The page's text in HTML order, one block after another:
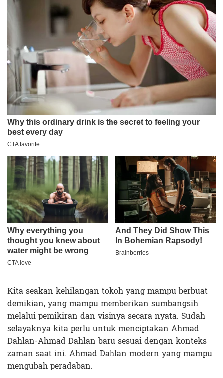
Kita seakan kehilangan tokoh yang mampu berbuat
demikian, yang mampu memberikan sumbangsih
melalui pemikiran dan visinya secara nyata. Sudah
selayaknya kita perlu untuk menciptakan Ahmad
Dahlan-Ahmad Dahlan baru sesuai dengan konteks
zaman saat ini. Ahmad Dahlan modern yang mampu
mengubah peradaban.